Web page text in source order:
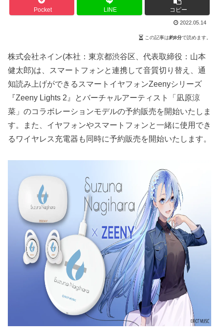
Pocket LINE コピー
2022.05.14
この記事は約8分で読めます。
株式会社ネイン(本社：東京都渋谷区、代表取締役：山本
健太郎)は、スマートフォンと連携して音質切り替え、通
知読み上げができるスマートイヤフォンZeenyシリーズ
『Zeeny Lights 2』とバーチャルアーティスト「凪原涼
菜」のコラボレーションモデルの予約販売を開始いたしま
す。また、イヤフォンやスマートフォンと一緒に使用でき
るワイヤレス充電器も同時に予約販売を開始いたします。